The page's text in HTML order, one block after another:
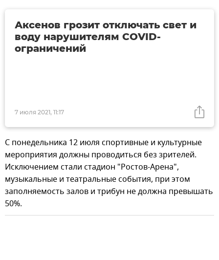
7 июля 2021, 11:17
Аксенов грозит отключать свет и
воду нарушителям COVID-
ограничений
С понедельника 12 июля спортивные и культурные
мероприятия должны проводиться без зрителей.
Исключением стали стадион "Ростов-Арена",
музыкальные и театральные события, при этом
заполняемость залов и трибун не должна превышать
50%.